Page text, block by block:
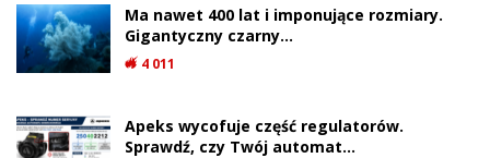
Ma nawet 400 lat i imponujące rozmiary.
Gigantyczny czarny…
4 011
Apeks wycofuje część regulatorów.
Sprawdź, czy Twój automat…